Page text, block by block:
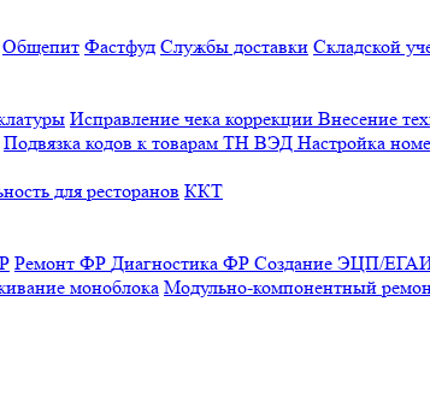
Общепит Фастфуд Службы доставки Складской
Исправление чека коррекции Внесение
Подвязка кодов к товарам ТН ВЭД Настройка
для ресторанов ККТ
Ремонт ФР Диагностика ФР Создание ЭЦП/
моноблока Модульно-компонентный